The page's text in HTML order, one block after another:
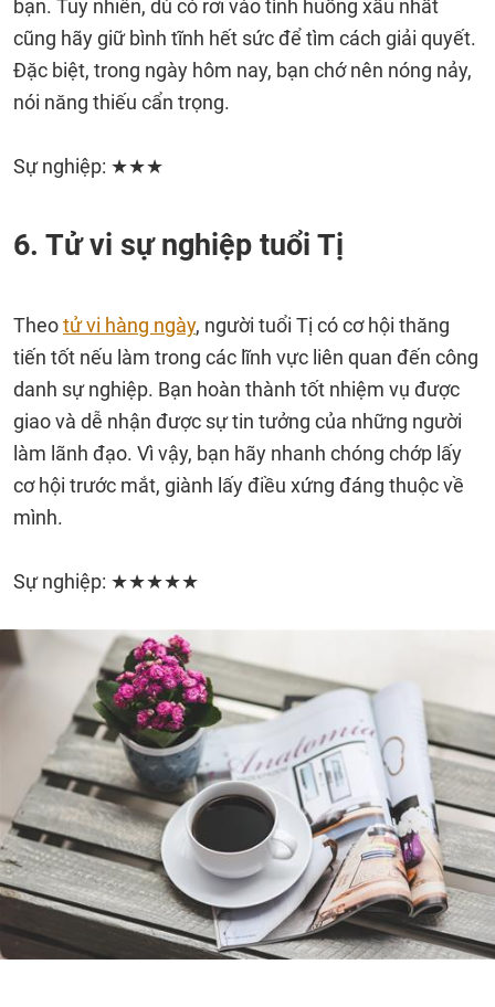
bạn. Tuy nhiên, dù có rơi vào tình huống xấu nhất
cũng hãy giữ bình tĩnh hết sức để tìm cách giải quyết.
Đặc biệt, trong ngày hôm nay, bạn chớ nên nóng nảy,
nói năng thiếu cẩn trọng.
Sự nghiệp: ★★★
6. Tử vi sự nghiệp tuổi Tị
Theotử vi hàng ngày, người tuổi Tị có cơ hội thăng
tiến tốt nếu làm trong các lĩnh vực liên quan đến công
danh sự nghiệp. Bạn hoàn thành tốt nhiệm vụ được
giao và dễ nhận được sự tin tưởng của những người
làm lãnh đạo. Vì vậy, bạn hãy nhanh chóng chớp lấy
cơ hội trước mắt, giành lấy điều xứng đáng thuộc về
mình.
Sự nghiệp: ★★★★★